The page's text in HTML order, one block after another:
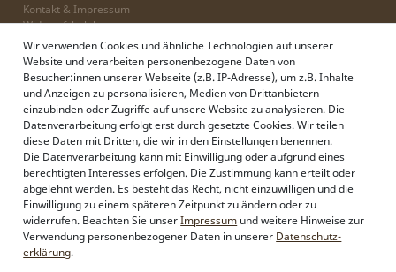
Kontakt & Impressum
Widerrufsbelehrung
Zahlung & Lieferung
Datenschutz
AGB
Alpenflüstern
Philosophie
Händlerbereich
Firmenkunden
Sonderanfertigungen
Pressebereich
Kontakt & Impressum
Wir verwenden Cookies und ähnliche Technologien auf unserer
Website und verarbeiten personenbezogene Daten von
Besucher:innen unserer Webseite (z.B. IP-Adresse), um z.B. Inhalte
und Anzeigen zu personalisieren, Medien von Drittanbietern
einzubinden oder Zugriffe auf unsere Website zu analysieren. Die
Datenverarbeitung erfolgt erst durch gesetzte Cookies. Wir teilen
diese Daten mit Dritten, die wir in den Einstellungen benennen.
Die Datenverarbeitung kann mit Einwilligung oder aufgrund eines
berechtigten Interesses erfolgen. Die Zustimmung kann erteilt oder
abgelehnt werden. Es besteht das Recht, nicht einzuwilligen und die
Einwilligung zu einem späteren Zeitpunkt zu ändern oder zu
widerrufen. Beachten Sie unserImpressum und weitere Hinweise zur
Verwendung personenbezogener Daten in unserer Daten­schutz­
erklärung.